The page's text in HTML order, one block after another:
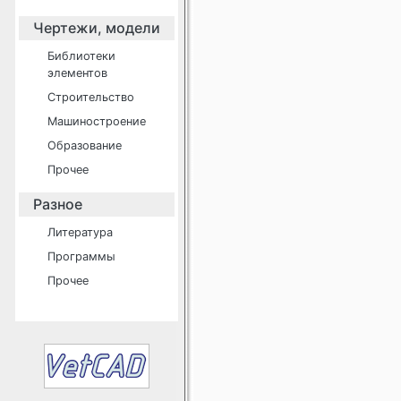
Чертежи, модели
Библиотеки
элементов
Строительство
Машиностроение
Образование
Прочее
Разное
Литература
Программы
Прочее